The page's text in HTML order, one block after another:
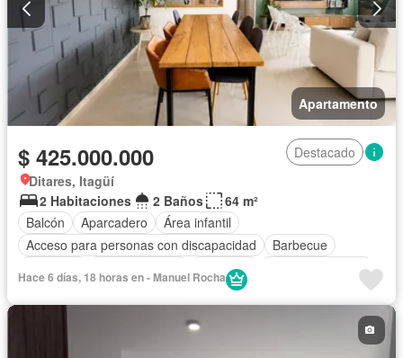
Apartamento
$ 425.000.000
Destacado
Ditares, Itagüí
2 Habitaciones
2 Baños
64 m²
Balcón
Aparcadero
Área infantil
Acceso para personas con discapacidad
Barbecue
Ascensor
Vista panorámica
Agua
Hace 6 días, 18 horas en - Manuel Rocha